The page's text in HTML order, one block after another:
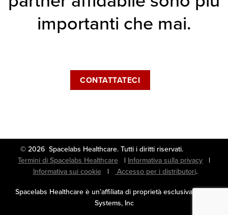
importanti che mai.
CONTATTATECI
© 2026 Spacelabs Healthcare. Tutti i diritti riservati.
Termini di Spacelabs Healthcare | Informativa sulla privacy |
Informativa sui cookie| Accesso per i distributori.
Spacelabs Healthcare è un’affiliata di proprietà esclusiva di OSI
Systems, Inc